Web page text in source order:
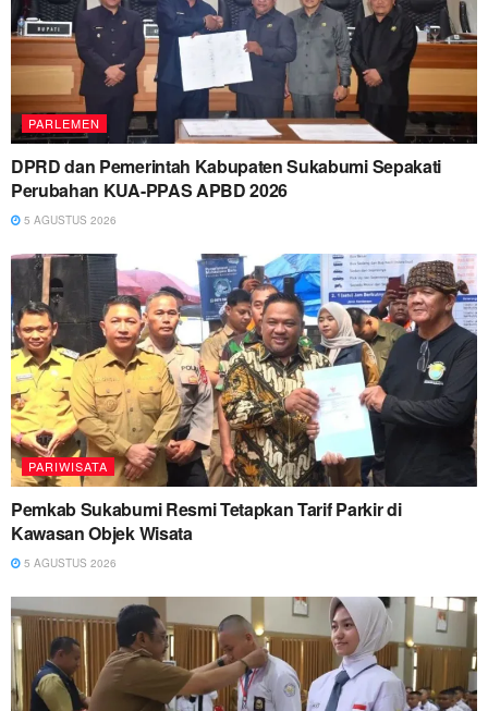
PARLEMEN
DPRD dan Pemerintah Kabupaten Sukabumi Sepakati
Perubahan KUA-PPAS APBD 2026
5 AGUSTUS 2026
PARIWISATA
Pemkab Sukabumi Resmi Tetapkan Tarif Parkir di
Kawasan Objek Wisata
5 AGUSTUS 2026